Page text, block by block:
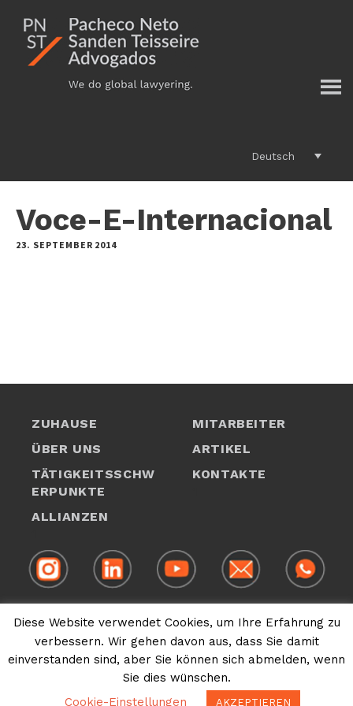
Inhalt
springen
Additional
menu
Deutsch
Voce-E-Internacional
23. SEPTEMBER 2014
ZUHAUSE
ÜBER UNS
TÄTIGKEITSSCHW
ERPUNKTE
ALLIANZEN
MITARBEITER
ARTIKEL
KONTAKTE
+55 (11)3897-4400/3063-6177
Copyright © 2012-2026 - Pacheco Neto Sanden
Teisseire Law Firm -Privacy Policy
Diese Website verwendet Cookies, um Ihre Erfahrung zu
verbessern. Wir gehen davon aus, dass Sie damit
einverstanden sind, aber Sie können sich abmelden, wenn
Sie dies wünschen.
Cookie-Einstellungen
AKZEPTIEREN